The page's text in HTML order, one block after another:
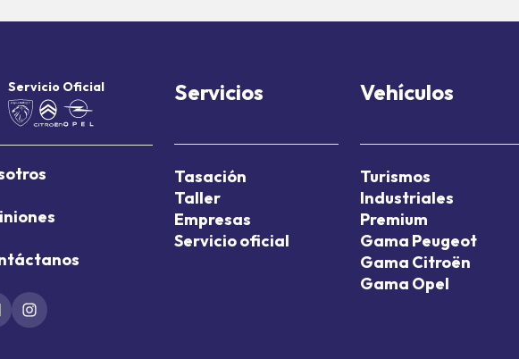
Servicio Oficial Servicios
Tasación
Taller
Empresas
Servicio oficial
Vehículos
Turismos
Industriales
Premium
Gama Peugeot
Gama Citroën
Gama Opel